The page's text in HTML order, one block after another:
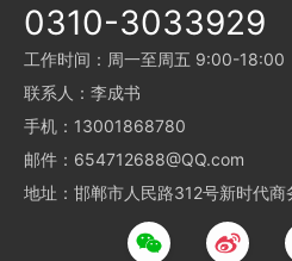
0310-3033929
工作时间：周一至周五 9:00-18:00
联系人：李成书
手机：13001868780
邮件：654712688@QQ.com
地址：邯郸市人民路312号新时代